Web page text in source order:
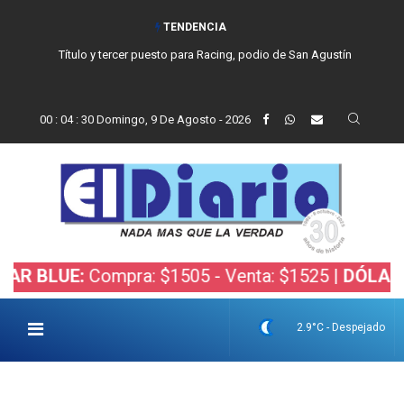
TENDENCIA
Título y tercer puesto para Racing, podio de San Agustín
00 : 04: 31 Domingo, 9 De Agosto - 2026
Compra: $1505 - Venta: $1525 | DÓLAR BOLSA:
2.9°C - Despejado